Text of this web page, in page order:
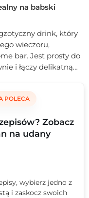
na babski
drink, który
wieczoru,
bar. Jest prosty do
i łączy delikatną
POLECA
Zobacz
na udany
wybierz jedno z
i zaskocz swoich